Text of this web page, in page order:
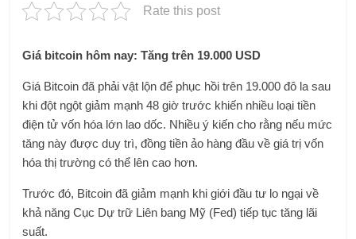
Rate this post
Giá bitcoin hôm nay: Tăng trên 19.000 USD
Giá Bitcoin đã phải vật lộn để phục hồi trên 19.000 đô la sau
khi đột ngột giảm mạnh 48 giờ trước khiến nhiều loại tiền
điện tử vốn hóa lớn lao dốc. Nhiều ý kiến ​​cho rằng nếu mức
tăng này được duy trì, đồng tiền ảo hàng đầu về giá trị vốn
hóa thị trường có thể lên cao hơn.
Trước đó, Bitcoin đã giảm mạnh khi giới đầu tư lo ngại về
khả năng Cục Dự trữ Liên bang Mỹ (Fed) tiếp tục tăng lãi
suất.